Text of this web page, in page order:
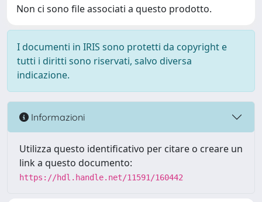
Non ci sono file associati a questo prodotto.
I documenti in IRIS sono protetti da copyright e
tutti i diritti sono riservati, salvo diversa
indicazione.
Informazioni
Utilizza questo identificativo per citare o creare un
link a questo documento:
https://hdl.handle.net/11591/160442